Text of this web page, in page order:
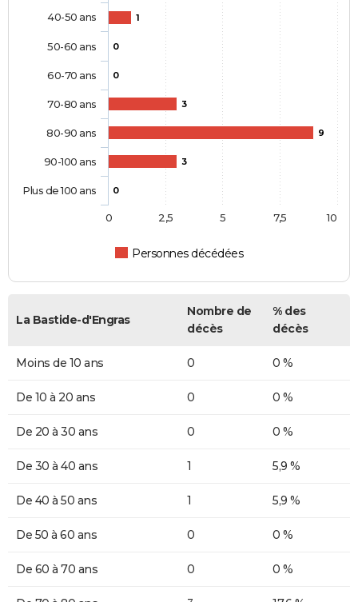
1
0
0
3
9
3
0
Personnes décédées
40-50 ans
50-60 ans
60-70 ans
70-80 ans
80-90 ans
90-100 ans
Plus de 100 ans
0 10
2,5 5 7,5
La Bastide-d'Engras
Nombre de
décès
% des
décès
Moins de 10 ans 0 0 %
De 10 à 20 ans 0 0 %
De 20 à 30 ans 0 0 %
De 30 à 40 ans 1 5,9 %
De 40 à 50 ans 1 5,9 %
De 50 à 60 ans 0 0 %
De 60 à 70 ans 0 0 %